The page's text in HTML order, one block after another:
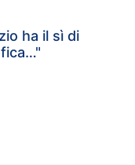
ha il sì di